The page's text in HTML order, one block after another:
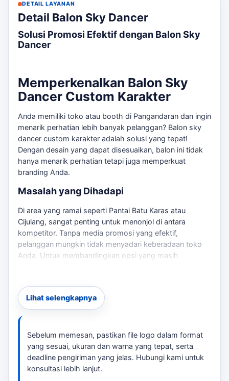
DETAIL LAYANAN
Detail Balon Sky Dancer
Solusi Promosi Efektif dengan Balon Sky
Dancer
Memperkenalkan Balon Sky
Dancer Custom Karakter
Anda memiliki toko atau booth di Pangandaran dan ingin
menarik perhatian lebih banyak pelanggan? Balon sky
dancer custom karakter adalah solusi yang tepat!
Dengan desain yang dapat disesuaikan, balon ini tidak
hanya menarik perhatian tetapi juga memperkuat
branding Anda.
Masalah yang Dihadapi
Di area yang ramai seperti Pantai Batu Karas atau
Cijulang, sangat penting untuk menonjol di antara
kompetitor. Tanpa media promosi yang efektif,
pelanggan mungkin tidak menyadari keberadaan toko
Anda. Untuk membandingkan opsi yang masih
dan jadwal.
Risiko Jika Salah Memilih
mengakibatkan kurangnya visibilitas dan dampak
negatif pada penjualan. Oleh karena itu, penting untuk
memilih balon yang tepat dengan ukuran dan desain
yang sesuai.
Lihat selengkapnya
Sebelum memesan, pastikan file logo dalam format
yang sesuai, ukuran dan warna yang tepat, serta
deadline pengiriman yang jelas. Hubungi kami untuk
konsultasi lebih lanjut.